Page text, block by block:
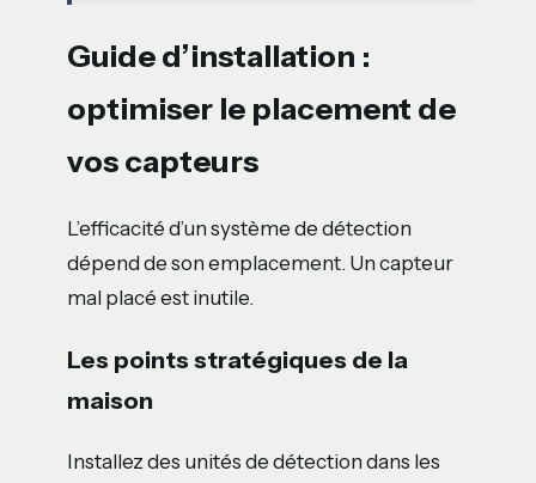
Guide d’installation :
optimiser le placement de
vos capteurs
L’efficacité d’un système de détection
dépend de son emplacement. Un capteur
mal placé est inutile.
Les points stratégiques de la
maison
Installez des unités de détection dans les